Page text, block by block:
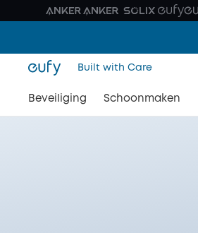
Built with Care
Beveiliging Schoonmaken